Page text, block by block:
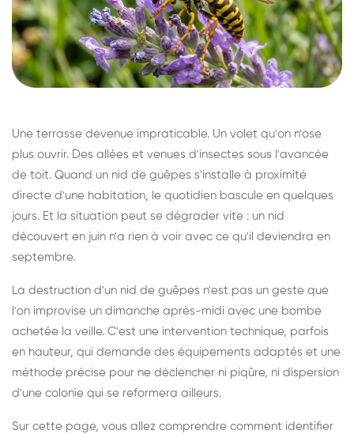
Une terrasse devenue impraticable. Un volet qu'on n'ose
plus ouvrir. Des allées et venues d'insectes sous l'avancée
de toit. Quand un nid de guêpes s'installe à proximité
directe d'une habitation, le quotidien bascule en quelques
jours. Et la situation peut se dégrader vite : un nid
découvert en juin n'a rien à voir avec ce qu'il deviendra en
septembre.
La destruction d'un nid de guêpes n'est pas un geste que
l'on improvise un dimanche après-midi avec une bombe
achetée la veille. C'est une intervention technique, parfois
en hauteur, qui demande des équipements adaptés et une
méthode précise pour ne déclencher ni piqûre, ni dispersion
d'une colonie qui se reformera ailleurs.
Sur cette page, vous allez comprendre comment identifier